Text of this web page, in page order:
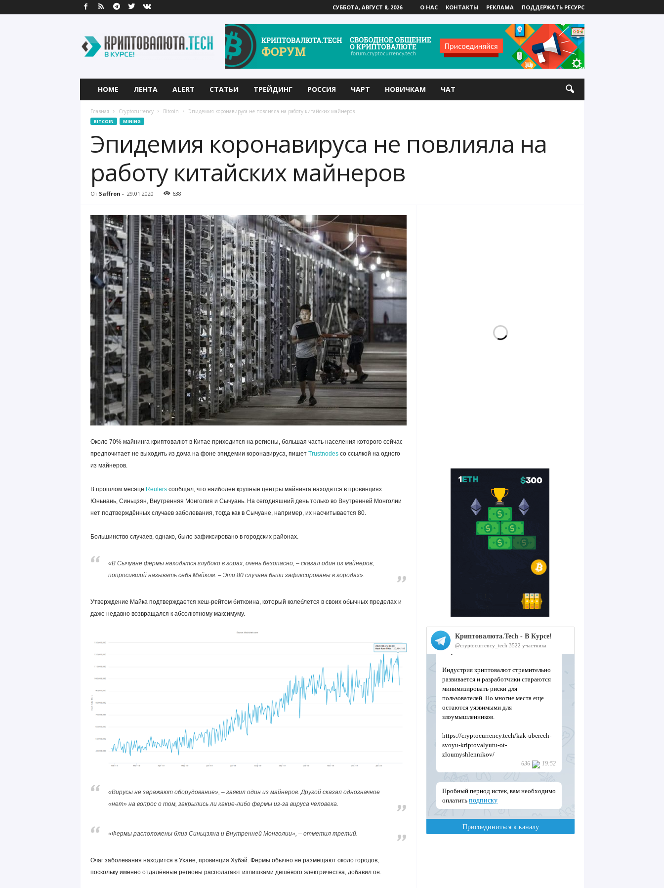
СУББОТА, АВГУСТ 8, 2026 О НАС КОНТАКТЫ РЕКЛАМА ПОДДЕРЖАТЬ РЕСУРС
и
HOME ЛЕНТА ALERT СТАТЬИ ТРЕЙДИНГ РОССИЯ ЧАРТ НОВИЧКАМ ЧАТ
Главная Cryptocurrency Bitcoin Эпидемия коронавируса не повлияла на работу китайских майнеров
BITCOIN MINING
Эпидемия коронавируса не повлияла на
работу китайских майнеров
От Saffron - 29.01.2020 638
Около 70% майнинга криптовалют в Китае приходится на регионы, большая часть населения которого сейчас
предпочитает не выходить из дома на фоне эпидемии коронавируса, пишет Trustnodes со ссылкой на одного
из майнеров.
В прошлом месяце Reutersсообщал, что наиболее крупные центры майнинга находятся в провинциях
Юньнань, Синьцзян, Внутренняя Монголия и Сычуань. На сегодняшний день только во Внутренней Монголии
нет подтверждённых случаев заболевания, тогда как в Сычуане, например, их насчитывается 80.
Большинство случаев, однако, было зафиксировано в городских районах.
«В Сычуане фермы находятся глубоко в горах, очень безопасно, – сказал один из майнеров,
попросивший называть себя Майком. – Эти 80 случаев были зафиксированы в городах».
Утверждение Майка подтверждается хеш-рейтом биткоина, который колеблется в своих обычных пределах и
даже недавно возвращался к абсолютному максимуму.
«Вирусы не заражают оборудование», – заявил один из майнеров. Другой сказал однозначное
«нет» на вопрос о том, закрылись ли какие-либо фермы из-за вируса человека.
«Фермы расположены близ Синьцзяна и Внутренней Монголии», – отметил третий.
Очаг заболевания находится в Ухане, провинция Хубэй. Фермы обычно не размещают около городов,
поскольку именно отдалённые регионы располагают излишками дешёвого электричества, добавил он.